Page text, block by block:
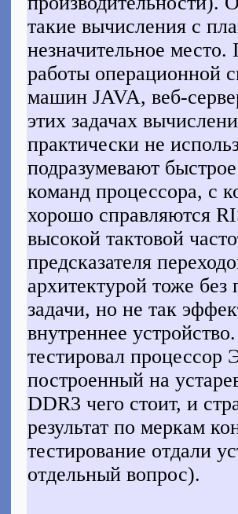
такие вычисления с
незначительное место.
работы операционной
машин JAVA, веб-
этих задачах
практически не
подразумевают
команд процессора, с
хорошо справляются
высокой тактовой
предсказателя
архитектурой тоже
задачи, но не так
внутреннее
тестировал процессор
построенный на
DDR3 чего стоит, и
результат по меркам
тестирование отдали
отдельный вопрос).